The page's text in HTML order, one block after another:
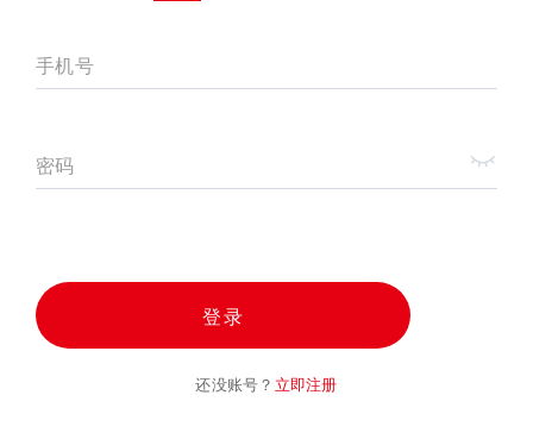
手机号
密码
登录
还没账号？ 立即注册